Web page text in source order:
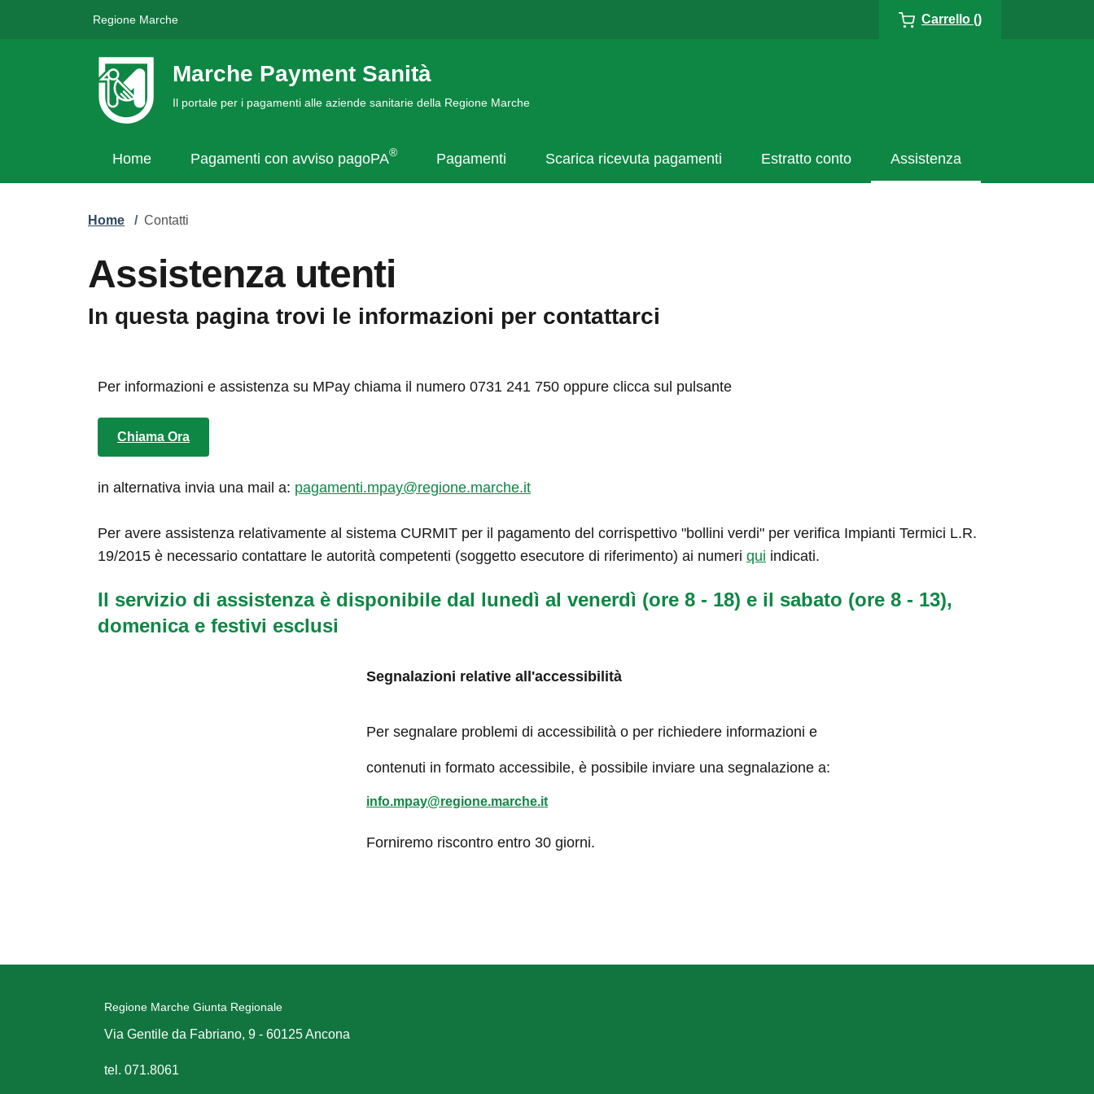
Regione Marche Carrello ()
Marche Payment Sanità
Il portale per i pagamenti alle aziende sanitarie della Regione Marche
Home Pagamenti con avviso pagoPA® Pagamenti Scarica ricevuta pagamenti Estratto conto Assistenza
Home / Contatti
Assistenza utenti
In questa pagina trovi le informazioni per contattarci
Per informazioni e assistenza su MPay chiama il numero 0731 241 750 oppure clicca sul pulsante
Chiama Ora
in alternativa invia una mail a: pagamenti.mpay@regione.marche.it
Per avere assistenza relativamente al sistema CURMIT per il pagamento del corrispettivo "bollini verdi" per verifica Impianti Termici L.R.
19/2015 è necessario contattare le autorità competenti (soggetto esecutore di riferimento) ai numeri qui indicati.
Il servizio di assistenza è disponibile dal lunedì al venerdì (ore 8 - 18) e il sabato (ore 8 - 13),
domenica e festivi esclusi
Segnalazioni relative all'accessibilità
Per segnalare problemi di accessibilità o per richiedere informazioni e
contenuti in formato accessibile, è possibile inviare una segnalazione a:
info.mpay@regione.marche.it
Forniremo riscontro entro 30 giorni.
Regione Marche Giunta Regionale
Via Gentile da Fabriano, 9 - 60125 Ancona
tel. 071.8061